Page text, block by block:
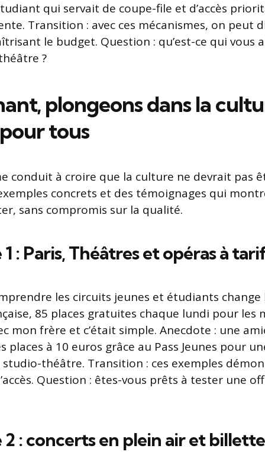
qui servait de coupe-file et d’accès
Transition : avec ces mécanismes, on peut
le budget. Question : qu’est-ce qui vous
?
plongeons dans la
tous
conduit à croire que la culture ne devrait pas
concrets et des témoignages qui
sans compromis sur la qualité.
: Paris, Théâtres et opéras à
les circuits jeunes et étudiants change
85 places gratuites chaque lundi pour les
mon frère et c’était simple. Anecdote : une
places à 10 euros grâce au Pass Jeunes pour
théâtre. Transition : ces exemples
Question : êtes-vous prêts à tester une
2 : concerts en plein air et